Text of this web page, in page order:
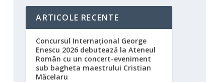
ARTICOLE RECENTE
Concursul Internațional George
Enescu 2026 debutează la Ateneul
Român cu un concert-eveniment
sub bagheta maestrului Cristian
Măcelaru